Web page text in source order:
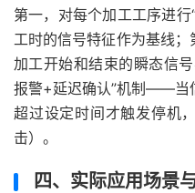
第一，对每个加工工序进
工时的信号特征作为基线
加工开始和结束的瞬态信
报警+延迟确认”机制——当
超过设定时间才触发停机
击）。
四、实际应用场景